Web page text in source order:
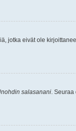
jotka eivät ole
salasanani .